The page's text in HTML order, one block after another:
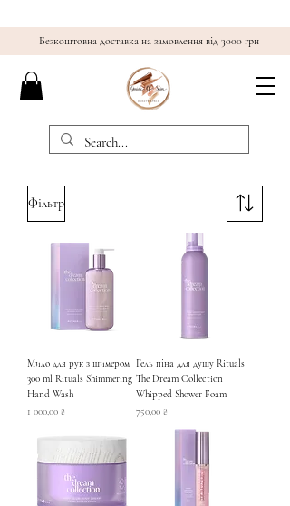
Безкоштовна доставка на замовлення від 3000 грн
Фільтр
Мило для рук з шимером
300 ml Rituals Shimmering
Hand Wash
Ціна
1 000,00 ₴
Гель піна для душу Rituals
The Dream Collection
Whipped Shower Foam
Ціна
750,00 ₴